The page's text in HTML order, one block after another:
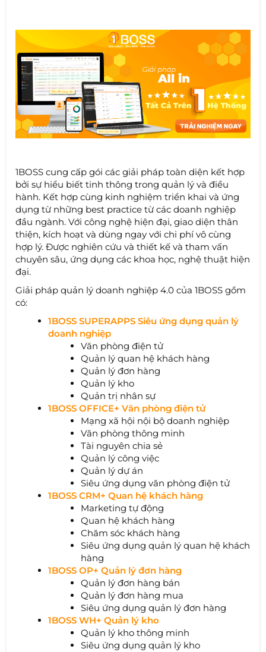
1BOSS cung cấp gói các giải pháp toàn diện kết hợp
bởi sự hiểu biết tinh thông trong quản lý và điều
hành. Kết hợp cùng kinh nghiệm triển khai và ứng
dụng từ những best practice từ các doanh nghiệp
đầu ngành. Với công nghệ hiện đại, giao diện thân
thiện, kích hoạt và dùng ngay với chi phí vô cùng
hợp lý. Được nghiên cứu và thiết kế và tham vấn
chuyên sâu, ứng dụng các khoa học, nghệ thuật hiện
đại.
Giải pháp quản lý doanh nghiệp 4.0 của 1BOSS gồm
có:
1BOSS SUPERAPPS Siêu ứng dụng quản lý
doanh nghiệp
Văn phòng điện tử
Quản lý quan hệ khách hàng
Quản lý đơn hàng
Quản lý kho
Quản trị nhân sự
1BOSS OFFICE+ Văn phòng điện tử
Mạng xã hội nội bộ doanh nghiệp
Văn phòng thông minh
Tài nguyên chia sẻ
Quản lý công việc
Quản lý dự án
Siêu ứng dụng văn phòng điện tử
1BOSS CRM+ Quan hệ khách hàng
Marketing tự động
Quan hệ khách hàng
Chăm sóc khách hàng
Siêu ứng dụng quản lý quan hệ khách
hàng
1BOSS OP+ Quản lý đơn hàng
Quản lý đơn hàng bán
Quản lý đơn hàng mua
Siêu ứng dụng quản lý đơn hàng
1BOSS WH+ Quản lý kho
Quản lý kho thông minh
Siêu ứng dụng quản lý kho